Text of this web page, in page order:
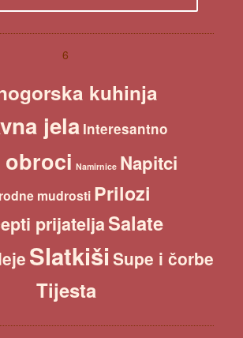
6
kuhinja
jela Interesantno
obroci Namirnice Napitci
mudrosti Prilozi
prijateljaSalate
Slatkiši Supe i čorbe
Tijesta